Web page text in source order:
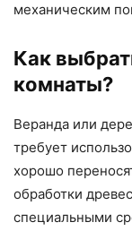
механическим
Как
комнаты?
Веранда или
требует
хорошо
обработки
специальными